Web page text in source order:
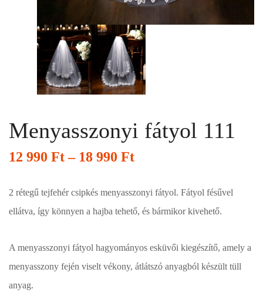
Menyasszonyi fátyol 111
12 990 Ft – 18 990 Ft
2 rétegű tejfehér csipkés menyasszonyi fátyol. Fátyol fésűvel
ellátva, így könnyen a hajba tehető, és bármikor kivehető.
A menyasszonyi fátyol hagyományos esküvői kiegészítő, amely a
menyasszony fején viselt vékony, átlátszó anyagból készült tüll
anyag.